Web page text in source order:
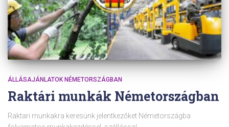
ÁLLÁSAJÁNLATOK NÉMETORSZÁGBAN
Raktári munkák Németországban
Raktari munkakra keresünk jelentkezőket Németországba